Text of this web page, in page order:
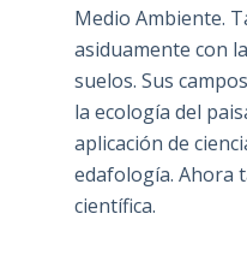
Medio Ambiente.
asiduamente con
suelos. Sus
la ecología del
aplicación de
edafología. Ahora
científica.